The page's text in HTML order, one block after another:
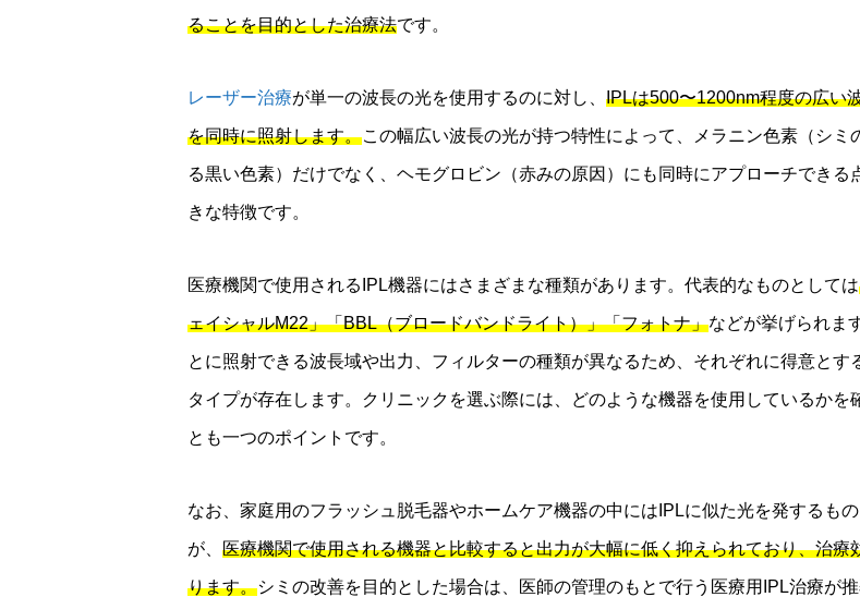
ることを目的とした治療法です。
レーザー治療が単一の波長の光を使用するのに対し、 IPLは500〜1200nm程度の広い
を同時に照射します。この幅広い波長の光が持つ特性によって、メラニン色素（シミ
る黒い色素）だけでなく、ヘモグロビン（赤みの原因）にも同時にアプローチできる
きな特徴です。
医療機関で使用されるIPL機器にはさまざまな種類があります。代表的なものとしては
ェイシャルM22」「BBL（ブロードバンドライト）」「フォトナ」などが挙げられま
とに照射できる波長域や出力、フィルターの種類が異なるため、それぞれに得意とす
タイプが存在します。クリニックを選ぶ際には、どのような機器を使用しているかを
とも一つのポイントです。
なお、家庭用のフラッシュ脱毛器やホームケア機器の中にはIPLに似た光を発するも
が、 医療機関で使用される機器と比較すると出力が大幅に低く抑えられており、治療
ります。シミの改善を目的とした場合は、医師の管理のもとで行う医療用IPL治療が推